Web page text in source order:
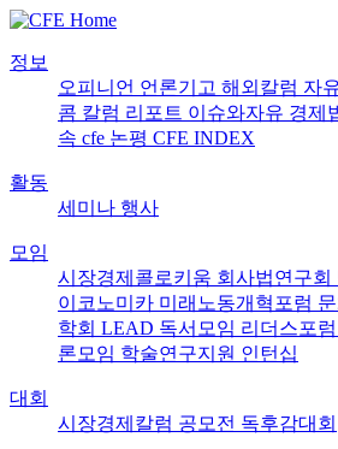
정보
오피니언 언론기고 해외칼럼 자
콤 칼럼 리포트 이슈와자유 경제
속 cfe 논평 CFE INDEX
활동
세미나 행사
모임
시장경제콜로키움 회사법연구회
이코노미카 미래노동개혁포럼
학회 LEAD 독서모임 리더스포럼
론모임 학술연구지원 인턴십
대회
시장경제칼럼 공모전 독후감대회